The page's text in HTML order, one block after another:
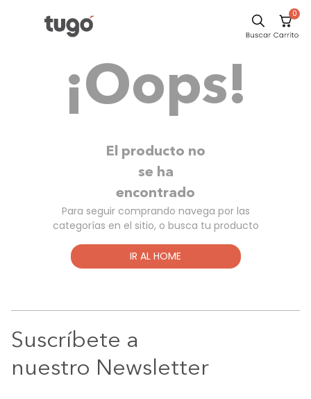
0
¡Oops!
El producto no
se ha
encontrado
Para seguir comprando navega por las
categorías en el sitio, o busca tu producto
IR AL HOME
Suscríbete a
nuestro Newsletter
Comedor
Cama
Mesa Centro
Mesa Noche